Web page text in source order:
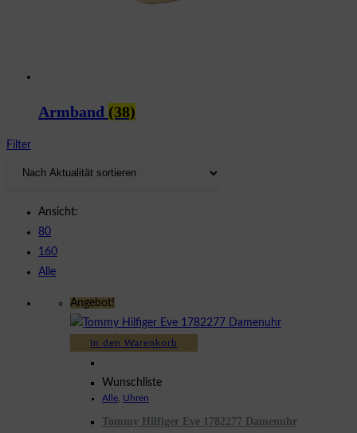
Armband (38)
Filter
Ansicht:
80
160
Alle
Angebot!
In den Warenkorb
Wunschliste
Alle, Uhren
Tommy Hilfiger Eve 1782277 Damenuhr